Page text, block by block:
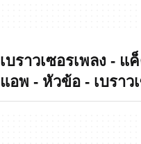
เบราวเซอรเพลง -
แอพ - หัวข้อ - เบราว